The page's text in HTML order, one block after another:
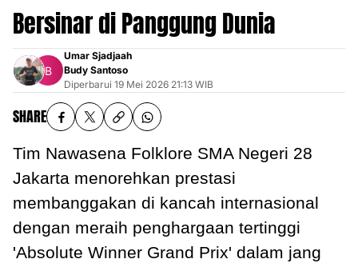
Bersinar di Panggung Dunia
Umar Sjadjaah
Budy Santoso
Diperbarui 19 Mei 2026 21:13 WIB
SHARE
Tim Nawasena Folklore SMA Negeri 28
Jakarta menorehkan prestasi
membanggakan di kancah internasional
dengan meraih penghargaan tertinggi
'Absolute Winner Grand Prix' dalam jang